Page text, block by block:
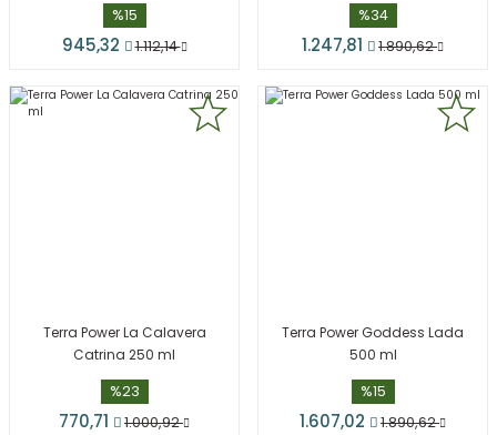
945,32 1.112,14
%15
1.247,81 1.890,62
%34
Terra Power La Calavera
Catrina 250 ml
770,71 1.000,92
%23
Terra Power Goddess Lada
500 ml
1.607,02 1.890,62
%15